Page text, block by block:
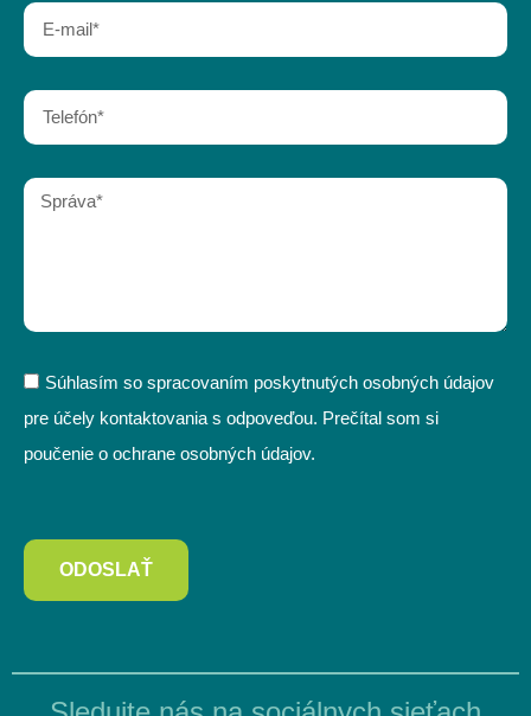
Súhlasím so spracovaním poskytnutých osobných údajov
pre účely kontaktovania s odpoveďou. Prečítal som si
poučenie o ochrane osobných údajov.
ODOSLAŤ